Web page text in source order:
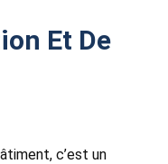
Et De
c’est un